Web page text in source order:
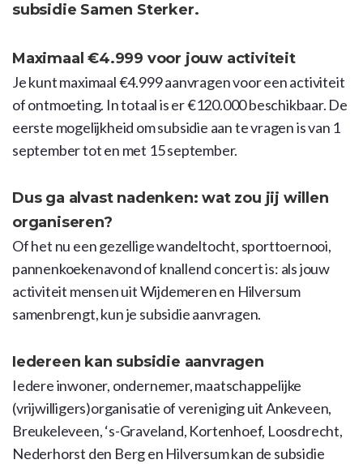
subsidie Samen Sterker.
Maximaal €4.999 voor jouw activiteit
Je kunt maximaal €4.999 aanvragen voor een activiteit
of ontmoeting. In totaal is er €120.000 beschikbaar. De
eerste mogelijkheid om subsidie aan te vragen is van 1
september tot en met 15 september.
Dus ga alvast nadenken: wat zou jij willen
organiseren?
Of het nu een gezellige wandeltocht, sporttoernooi,
pannenkoekenavond of knallend concert is: als jouw
activiteit mensen uit Wijdemeren en Hilversum
samenbrengt, kun je subsidie aanvragen.
Iedereen kan subsidie aanvragen
Iedere inwoner, ondernemer, maatschappelijke
(vrijwilligers)organisatie of vereniging uit Ankeveen,
Breukeleveen, ‘s-Graveland, Kortenhoef, Loosdrecht,
Nederhorst den Berg en Hilversum kan de subsidie